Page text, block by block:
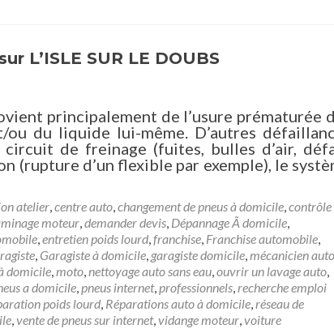
L’ISLE SUR LE DOUBS
principalement de l’usure prématurée
du liquide lui-même. D’autres
de freinage (fuites, bulles d’air,
(rupture d’un flexible par exemple), le
atelier,centre auto,changement de pneus à domicile,contrôle
moteur,demander devis, Dépannage Ã domicile,
,entretien poids lourd,franchise, Franchise automobile,
, Garagiste à domicile, garagiste domicile,mécanicien
domicile,moto,nettoyage auto sans eau,ouvrir un lavage auto,
a domicile,pneus internet,professionnels,recherche emploi
poids lourd, Réparations auto à domicile,réseau de
,vente de pneus sur internet,vidange moteur,voiture